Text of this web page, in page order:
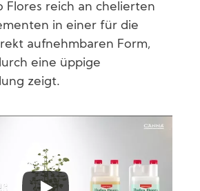
Flores reich an chelierten
in einer für die
aufnehmbaren Form,
eine üppige
zeigt.